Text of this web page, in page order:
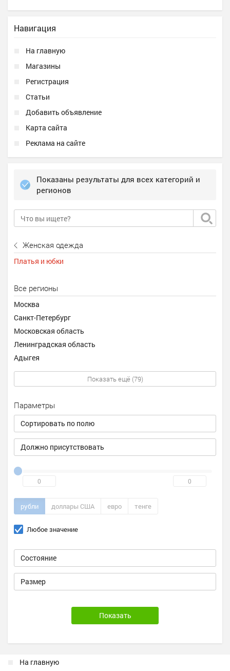
Навигация
На главную
Магазины
Регистрация
Статьи
Добавить объявление
Карта сайта
Реклама на сайте
Показаны результаты для всех категорий и
регионов
Женская одежда
Платья и юбки
Все регионы
Москва
Санкт-Петербург
Московская область
Ленинградская область
Адыгея
Показать ещё (79)
Параметры
Сортировать по полю
Должно присутствовать
рубли доллары США евро тенге
Любое значение
На главную